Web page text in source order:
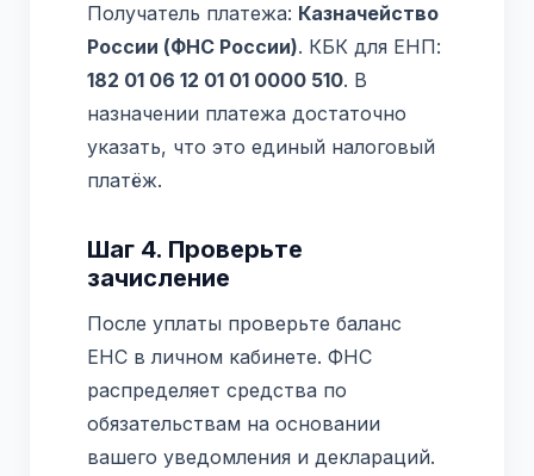
Получатель платежа: Казначейство
России (ФНС России). КБК для ЕНП:
182 01 06 12 01 01 0000 510. В
назначении платежа достаточно
указать, что это единый налоговый
платёж.
Шаг 4. Проверьте
зачисление
После уплаты проверьте баланс
ЕНС в личном кабинете. ФНС
распределяет средства по
обязательствам на основании
вашего уведомления и деклараций.